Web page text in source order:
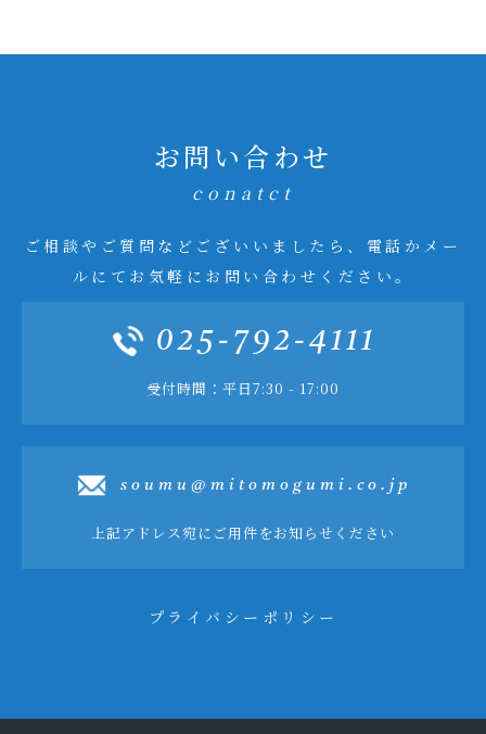
お問い合わせ
conatct
ご相談やご質問などございいましたら、電話かメー
ルにてお気軽にお問い合わせください。
025-792-4111
受付時間：平日7:30 - 17:00
soumu@mitomogumi.co.jp
上記アドレス宛にご用件をお知らせください
プライバシーポリシー